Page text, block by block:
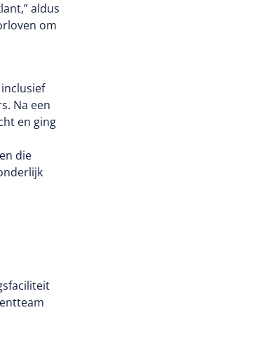
en full-service reiniging.
aldus
om
Na een
en ging
die